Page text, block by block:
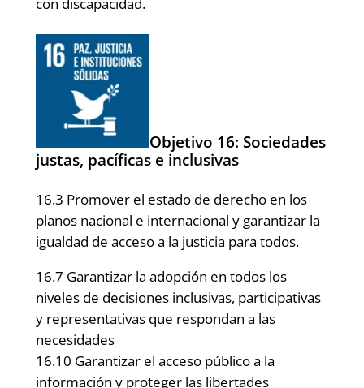
Objetivo 16: Sociedades
justas, pacíficas e inclusivas
16.3 Promover el estado de derecho en los
planos nacional e internacional y garantizar la
igualdad de acceso a la justicia para todos.
16.7 Garantizar la adopción en todos los
niveles de decisiones inclusivas, participativas
y representativas que respondan a las
necesidades
16.10 Garantizar el acceso público a la
información y proteger las libertades